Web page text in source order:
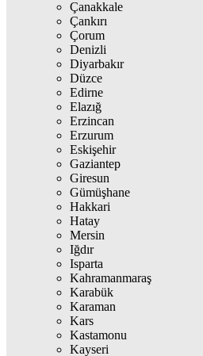
Çanakkale
Çankırı
Çorum
Denizli
Diyarbakır
Düzce
Edirne
Elazığ
Erzincan
Erzurum
Eskişehir
Gaziantep
Giresun
Gümüşhane
Hakkari
Hatay
Mersin
Iğdır
Isparta
Kahramanmaraş
Karabük
Karaman
Kars
Kastamonu
Kayseri